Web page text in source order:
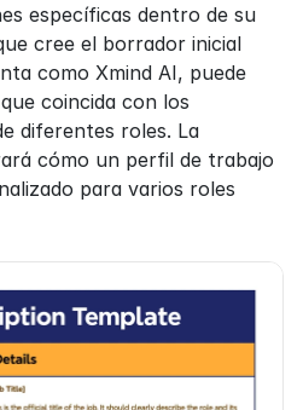
específicas dentro de su
cree el borrador inicial
como Xmind AI, puede
coincida con los
diferentes roles. La
cómo un perfil de trabajo
para varios roles